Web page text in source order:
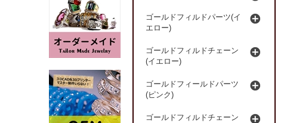
ゴールドフィルドパーツ(イ
エロー)
ゴールドフィルドチェーン
(イエロー)
ゴールドフィールドパーツ
(ピンク)
ゴールドフィルドチェーン